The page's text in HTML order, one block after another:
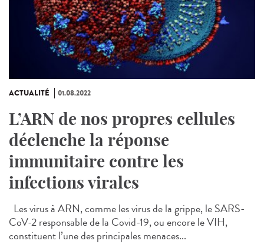
ACTUALITÉ 01.08.2022
L’ARN de nos propres cellules
déclenche la réponse
immunitaire contre les
infections virales
Les virus à ARN, comme les virus de la grippe, le SARS-
CoV-2 responsable de la Covid-19, ou encore le VIH,
constituent l’une des principales menaces...